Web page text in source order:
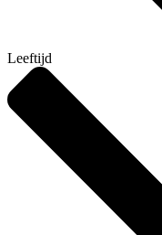
Leeftijd